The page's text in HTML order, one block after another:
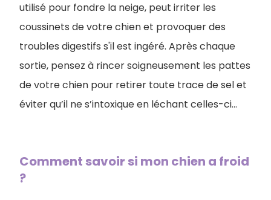
utilisé pour fondre la neige, peut irriter les
coussinets de votre chien et provoquer des
troubles digestifs s'il est ingéré. Après chaque
sortie, pensez à rincer soigneusement les pattes
de votre chien pour retirer toute trace de sel et
éviter qu’il ne s’intoxique en léchant celles-ci...
Comment savoir si mon chien a froid
?